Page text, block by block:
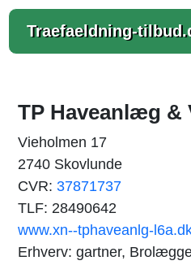
Traefaeldning-
TP Haveanlæg &
Vieholmen 17
2740 Skovlunde
CVR: 37871737
TLF: 28490642
www.xn--tphaveanlg-
Erhverv: gartner,